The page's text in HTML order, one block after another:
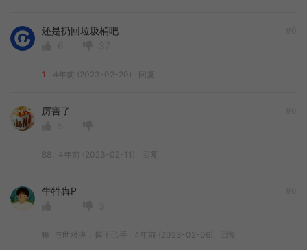
还是扔回垃圾桶吧
1 4年前 (2023-02-20) 回复
厉害了
88 4年前 (2023-02-11) 回复
牛牪犇P
糖_与世对决，握于己手 4年前 (2023-02-06) 回复